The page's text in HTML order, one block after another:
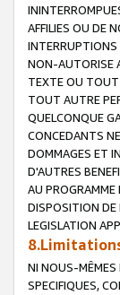
AFFILIES OU DE
INTERRUPTIONS
NON-AUTORISE
TEXTE OU TOUT
TOUT AUTRE
QUELCONQUE
CONCEDANTS
DOMMAGES ET
D'AUTRES
AU
DISPOSITION DE
LEGISLATION
NI NOUS-MÊMES
SPECIFIQUES,